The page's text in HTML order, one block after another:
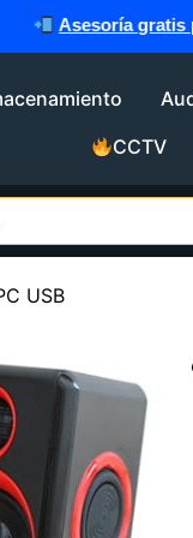
Asesoría gratis por
CCTV
USB